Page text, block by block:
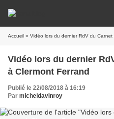
Accueil » Vidéo lors du dernier RdV du
Vidéo lors du dernier
à Clermont Ferrand
Publié le 22/08/2018 à 16:19
Par micheldavinroy